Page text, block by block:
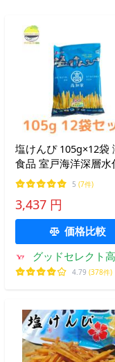
塩けんぴ 105g×12袋
食品 室戸海洋深層水
み 黄金千貫使用 ケー
売
5 (7件)
3,437 円
価格比較
グッドセレクト
4.79 (378件)